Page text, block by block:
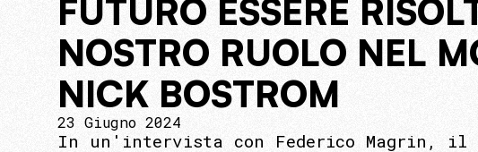
FUTURO ESSERE
NOSTRO RUOLO NEL
NICK BOSTROM
23 Giugno 2024
In un'intervista con Federico Magrin,